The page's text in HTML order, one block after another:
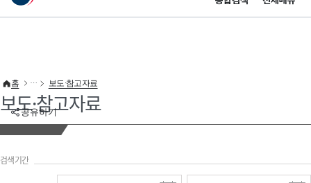
이 누리집은 대한민국 공식 전자정부 누리집입니다.
공유하기
홈 보도·참고자료
보도·참고자료
검색기간